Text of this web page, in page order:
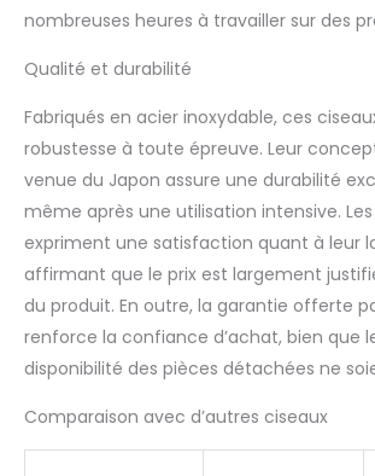
peuvent
être saisis
ciseaux sont
réglables, ce
permet un
facile de la
Série KAI. Nos
apprécient la
d'utilisation, la
sensation
simplicité de
même dans
Des variantes
nombreuses heures à travailler sur des
Qualité et durabilité
Fabriqués en acier inoxydable, ces
robustesse à toute épreuve. Leur
venue du Japon assure une durabilité
même après une utilisation intensive.
expriment une satisfaction quant à leur
affirmant que le prix est largement
du produit. En outre, la garantie offerte
renforce la confiance d’achat, bien que
disponibilité des pièces détachées ne
Comparaison avec d’autres ciseaux